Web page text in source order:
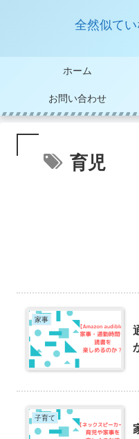
全然似て
ホーム
お問い合わせ
育児
家事
子育て